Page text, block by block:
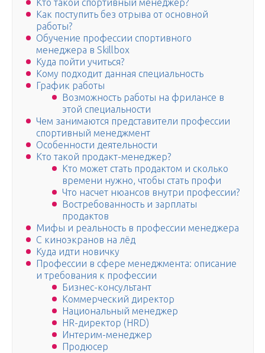
Кто такой спортивный менеджер?
Как поступить без отрыва от основной
работы?
Обучение профессии спортивного
менеджера в Skillbox
Куда пойти учиться?
Кому подходит данная специальность
График работы
Возможность работы на фрилансе в
этой специальности
Чем занимаются представители профессии
спортивный менеджмент
Особенности деятельности
Кто такой продакт-менеджер?
Кто может стать продактом и сколько
времени нужно, чтобы стать профи
Что насчет нюансов внутри профессии?
Востребованность и зарплаты
продактов
Мифы и реальность в профессии менеджера
С киноэкранов на лёд
Куда идти новичку
Профессии в сфере менеджмента: описание
и требования к профессии
Бизнес-консультант
Коммерческий директор
Национальный менеджер
HR-директор (HRD)
Интерим-менеджер
Продюсер